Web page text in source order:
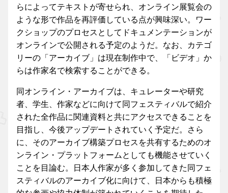
らによってテキストが寄せられ、オンライン展覧会の
ような形で作品を再評価している点が興味深い。ワー
クショップのプロセスとしてドキュメンテーションが
オンラインで公開される予定のようだ。なお、カテゴ
リーの「アーカイブ」は現在制作中で、「ビデオ」か
らは作家名で検索することができる。
同オンライン・アーカイブは、キュレーターや研究
者、学生、作家などに向けて同フェスティバルで紹介
された全作品に関連資料と共にアクセスできることを
目指し、今後アップデートされていく予定だ。さら
に、そのアーカイブ構築プロセスを共有するためのオ
ンライン・プラットフォームとしても機能させていく
ことを目論む。日本人作家が多く参加してきた同フェ
スティバルのアーカイブ化に向けて、日本からも積極